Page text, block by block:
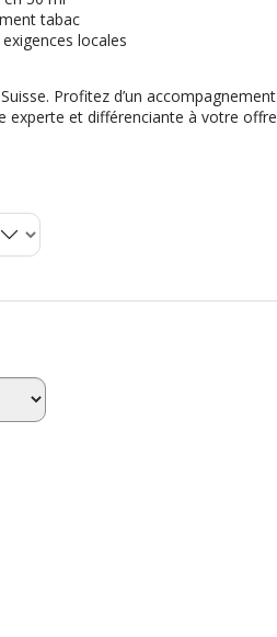
tabac
locales
Profitez d’un accompagnement
experte et différenciante à votre offre